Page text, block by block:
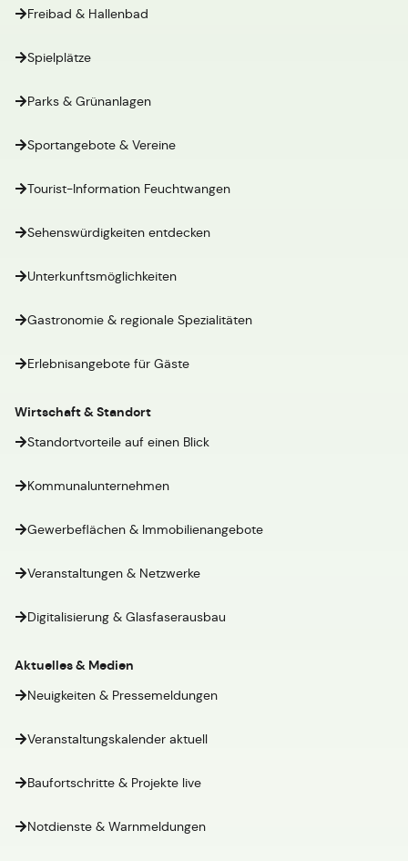
Freibad & Hallenbad
Spielplätze
Parks & Grünanlagen
Sportangebote & Vereine
Tourist-Information Feuchtwangen
Sehenswürdigkeiten entdecken
Unterkunftsmöglichkeiten
Gastronomie & regionale Spezialitäten
Erlebnisangebote für Gäste
Wirtschaft & Standort
Standortvorteile auf einen Blick
Kommunalunternehmen
Gewerbeflächen & Immobilienangebote
Veranstaltungen & Netzwerke
Digitalisierung & Glasfaserausbau
Aktuelles & Medien
Neuigkeiten & Pressemeldungen
Veranstaltungskalender aktuell
Baufortschritte & Projekte live
Notdienste & Warnmeldungen